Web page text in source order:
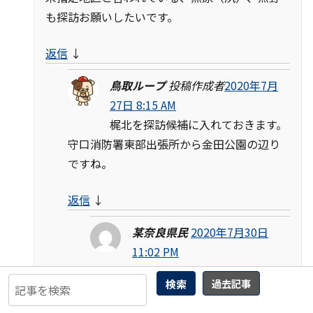
検索 過去記事
も探訪お願いしたいです。
返信 ↓
鳥取ループ 投稿作成者2020年7月
27日 8:15 AM
梶北を探訪候補に入れておきます。
守口消防署東部出張所から金田公園の辺り
ですね。
返信 ↓
某奈良県民 2020年7月30日
11:02 PM
ありがとうございます。
そうです、まさにそのあたりです。